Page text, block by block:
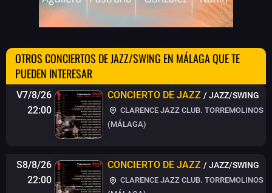
OTROS CONCIERTOS DE JAZZ/SWING EN MÁLAGA QUE TE
PUEDEN INTERESAR
V7/8/26
22:00
CONCIERTO DE JAZZ / JAZZ/SWING
CLARENCE JAZZ CLUB. TORREMOLINOS
(MÁLAGA)
S8/8/26
22:00
CONCIERTO DE JAZZ / JAZZ/SWING
CLARENCE JAZZ CLUB. TORREMOLINOS